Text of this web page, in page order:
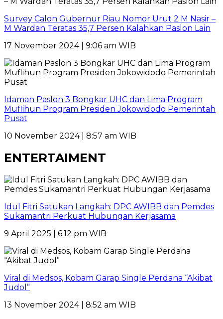
Survey Calon Gubernur Riau Nomor Urut 2 M Nasir –
M Wardan Teratas 35,7 Persen Kalahkan Paslon Lain
17 November 2024 | 9:06 am WIB
Idaman Paslon 3 Bongkar UHC dan Lima Program
Muflihun Program Presiden Jokowidodo Pemerintah
Pusat
10 November 2024 | 8:57 am WIB
ENTERTAIMENT
Idul Fitri Satukan Langkah: DPC AWIBB dan Pemdes
Sukamantri Perkuat Hubungan Kerjasama
9 April 2025 | 6:12 pm WIB
Viral di Medsos, Kobam Garap Single Perdana “Akibat
Judol”
13 November 2024 | 8:52 am WIB